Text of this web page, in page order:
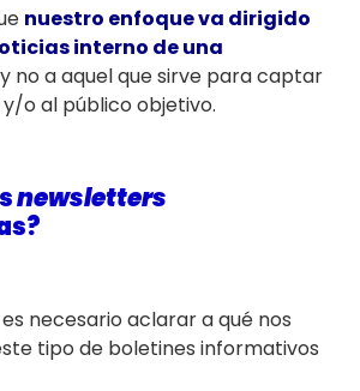
nuestro enfoque va dirigido
interno de una
no a aquel que sirve para captar
o al público objetivo.
newsletters
necesario aclarar a qué nos
tipo de boletines informativos